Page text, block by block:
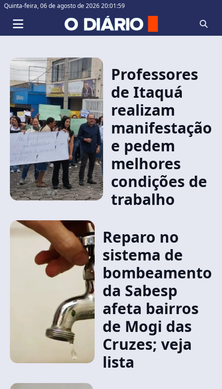
Quinta-feira,06 de agosto de 2026 20:01:59
Professores
de Itaquá
realizam
manifestação
e pedem
melhores
condições de
trabalho
Reparo no
sistema de
bombeamento
da Sabesp
afeta bairros
de Mogi das
Cruzes; veja
lista